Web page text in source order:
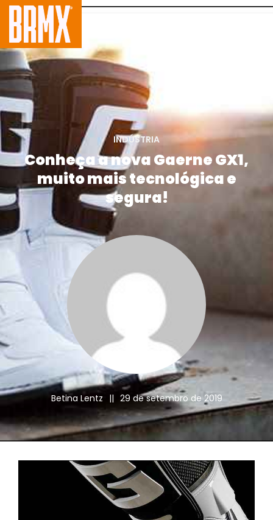
INDÚSTRIA
Conheça a nova Gaerne GX1,
muito mais tecnológica e
segura!
Betina Lentz || 29 de setembro de 2019